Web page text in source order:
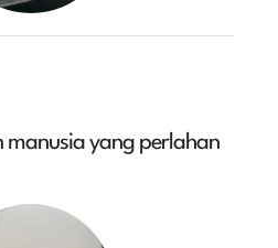
manusia yang perlahan